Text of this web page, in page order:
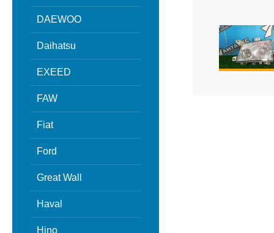
DAEWOO
Daihatsu
EXEED
FAW
Fiat
Ford
Great Wall
Haval
Hino